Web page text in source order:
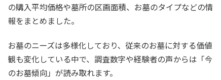
の購入平均価格や墓所の区画面積、お墓のタイプなどの情
報をまとめました。
お墓のニーズは多様化しており、従来のお墓に対する価値
観も変化している中で、調査数字や経験者の声からは「今
のお墓傾向」が読み取れます。